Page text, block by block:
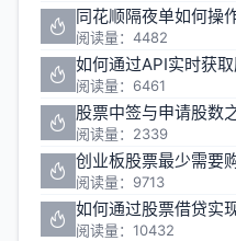
同花顺隔夜单如何操
阅读量：4482
如何通过API实时获
阅读量：6461
股票中签与申请股数
阅读量：2339
创业板股票最少需要
阅读量：9713
如何通过股票借贷实
阅读量：10432